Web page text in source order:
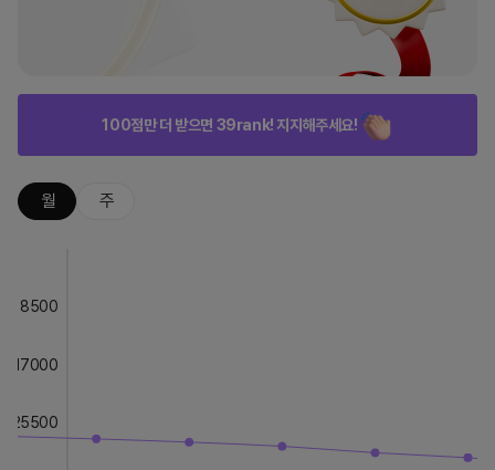
100점만 더 받으면 39rank! 지지해주세요!
월 주
8500
17000
25500